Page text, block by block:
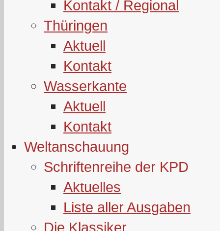
Kontakt / Regional
Thüringen
Aktuell
Kontakt
Wasserkante
Aktuell
Kontakt
Weltanschauung
Schriftenreihe der KPD
Aktuelles
Liste aller Ausgaben
Die Klassiker